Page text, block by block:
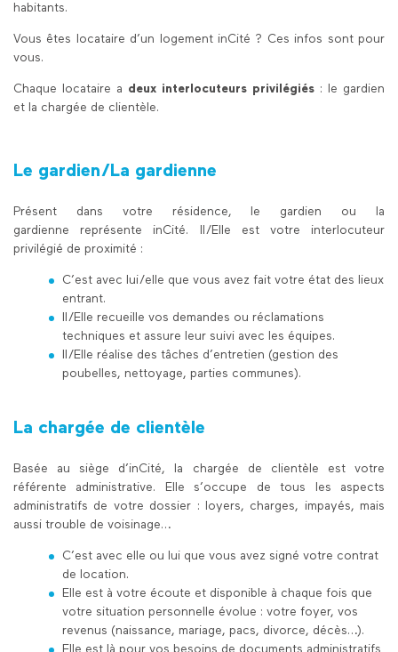
habitants.
Vous êtes locataire d’un logement inCité ? Ces infos sont pour
vous.
Chaque locataire a deux interlocuteurs privilégiés : le gardien
et la chargée de clientèle.
Le gardien/La gardienne
Présent dans votre résidence, le gardien ou la
gardienne représente inCité. Il/Elle est votre interlocuteur
privilégié de proximité :
C’est avec lui/elle que vous avez fait votre état des lieux
entrant.
Il/Elle recueille vos demandes ou réclamations
techniques et assure leur suivi avec les équipes.
ll/Elle réalise des tâches d’entretien (gestion des
poubelles, nettoyage, parties communes).
La chargée de clientèle
Basée au siège d’inCité, la chargée de clientèle est votre
référente administrative. Elle s’occupe de tous les aspects
administratifs de votre dossier : loyers, charges, impayés, mais
aussi trouble de voisinage…
C’est avec elle ou lui que vous avez signé votre contrat
de location.
Elle est à votre écoute et disponible à chaque fois que
votre situation personnelle évolue : votre foyer, vos
revenus (naissance, mariage, pacs, divorce, décès…).
Elle est là pour vos besoins de documents administratifs